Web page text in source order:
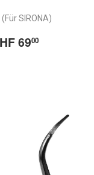
(Für SIRONA)
6900